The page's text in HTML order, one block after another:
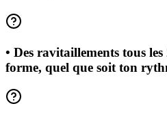
• Des ravitaillements tous
forme, quel que soit ton